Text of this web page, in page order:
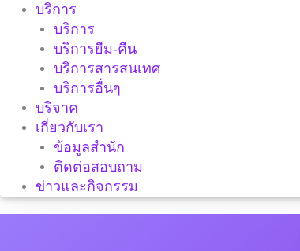
บริการ
บริการ
บริการยืม-คืน
บริการสารสนเทศ
บริการอื่นๆ
บริจาค
เกี่ยวกับเรา
ข้อมูลสำนัก
ติดต่อสอบถาม
ข่าวและกิจกรรม